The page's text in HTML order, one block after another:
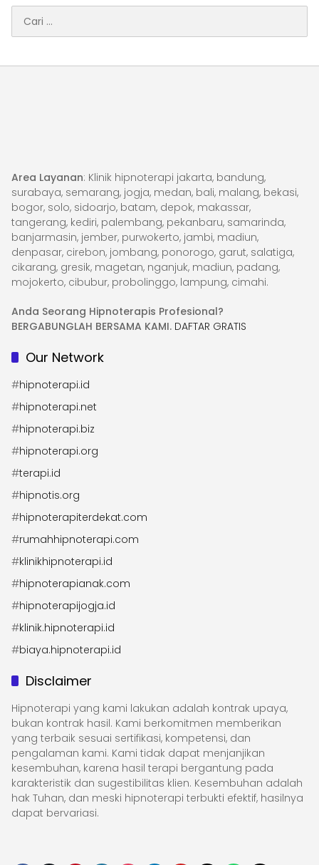
untuk:
Area Layanan: Klinik hipnoterapi jakarta, bandung,
surabaya, semarang, jogja, medan, bali, malang, bekasi,
bogor, solo, sidoarjo, batam, depok, makassar,
tangerang, kediri, palembang, pekanbaru, samarinda,
banjarmasin, jember, purwokerto, jambi, madiun,
denpasar, cirebon, jombang, ponorogo, garut, salatiga,
cikarang, gresik, magetan, nganjuk, madiun, padang,
mojokerto, cibubur, probolinggo, lampung, cimahi.
Anda Seorang Hipnoterapis Profesional?
BERGABUNGLAH BERSAMA KAMI. DAFTAR GRATIS
Our Network
#hipnoterapi.id
#hipnoterapi.net
#hipnoterapi.biz
#hipnoterapi.org
#terapi.id
#hipnotis.org
#hipnoterapiterdekat.com
#rumahhipnoterapi.com
#klinikhipnoterapi.id
#hipnoterapianak.com
#hipnoterapijogja.id
#klinik.hipnoterapi.id
#biaya.hipnoterapi.id
Disclaimer
Hipnoterapi yang kami lakukan adalah kontrak upaya,
bukan kontrak hasil. Kami berkomitmen memberikan
yang terbaik sesuai sertifikasi, kompetensi, dan
pengalaman kami. Kami tidak dapat menjanjikan
kesembuhan, karena hasil terapi bergantung pada
karakteristik dan sugestibilitas klien. Kesembuhan adalah
hak Tuhan, dan meski hipnoterapi terbukti efektif, hasilnya
dapat bervariasi.